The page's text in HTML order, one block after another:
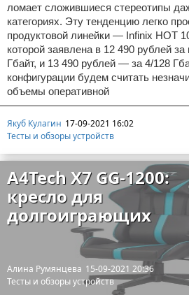
ломает сложившиеся стереотипы
категориях. Эту тенденцию легко
продуктовой линейки — Infinix HOT
которой заявлена в 12 490 рублей
Гбайт, и 13 490 рублей — за 4/128
конфигурации будем считать
объемы оперативной
Якуб Кулагин 17-09-2021 16:02
Тесты и обзоры устройств
A4Tech X7 GG-1200:
кресло для
долгоиграющих
Алина Румянцева 15-09-2021 20:36
Тесты и обзоры устройств